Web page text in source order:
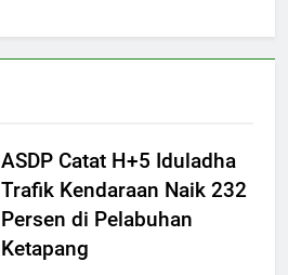
ASDP Catat H+5 Iduladha
Trafik Kendaraan Naik 232
Persen di Pelabuhan
Ketapang